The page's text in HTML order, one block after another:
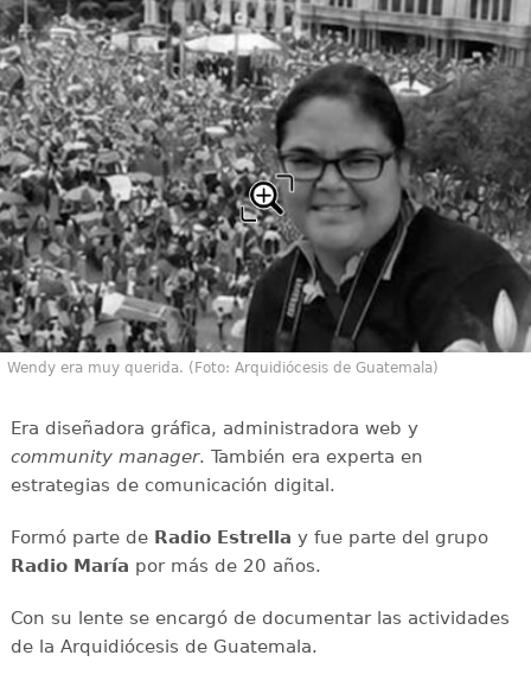
Wendy era muy querida. (Foto: Arquidiócesis de Guatemala)
Era diseñadora gráfica, administradora web y
community manager. También era experta en
estrategias de comunicación digital.
Formó parte de Radio Estrella y fue parte del grupo
Radio María por más de 20 años.
Con su lente se encargó de documentar las actividades
de la Arquidiócesis de Guatemala.